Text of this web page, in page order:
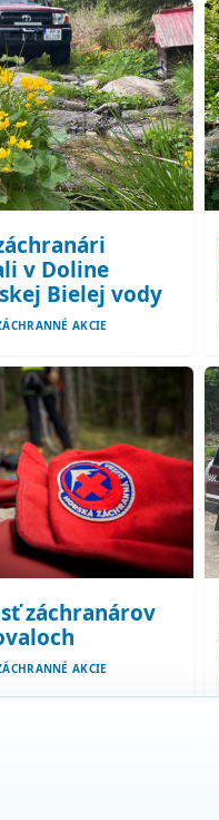
v Doline
Bielej vody
AKCIE
záchranárov
AKCIE